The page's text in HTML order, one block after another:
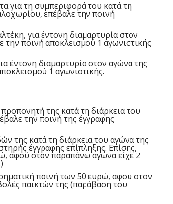
για τη συμπεριφορά του κατά τη
επέβαλε την ποινή
για έντονη διαμαρτυρία στον
ποινή αποκλεισμού 1 αγωνιστικής
έντονη διαμαρτυρία στον αγώνα της
1 αγωνιστικής.
της κατά τη διάρκεια του
την ποινή της έγγραφης
της κατά τη διάρκεια του αγώνα της
έγγραφης επίπληξης. Επίσης,
αφού στον παραπάνω αγώνα είχε 2
ποινή των 50 ευρώ, αφού στον
παικτών της (παράβαση του